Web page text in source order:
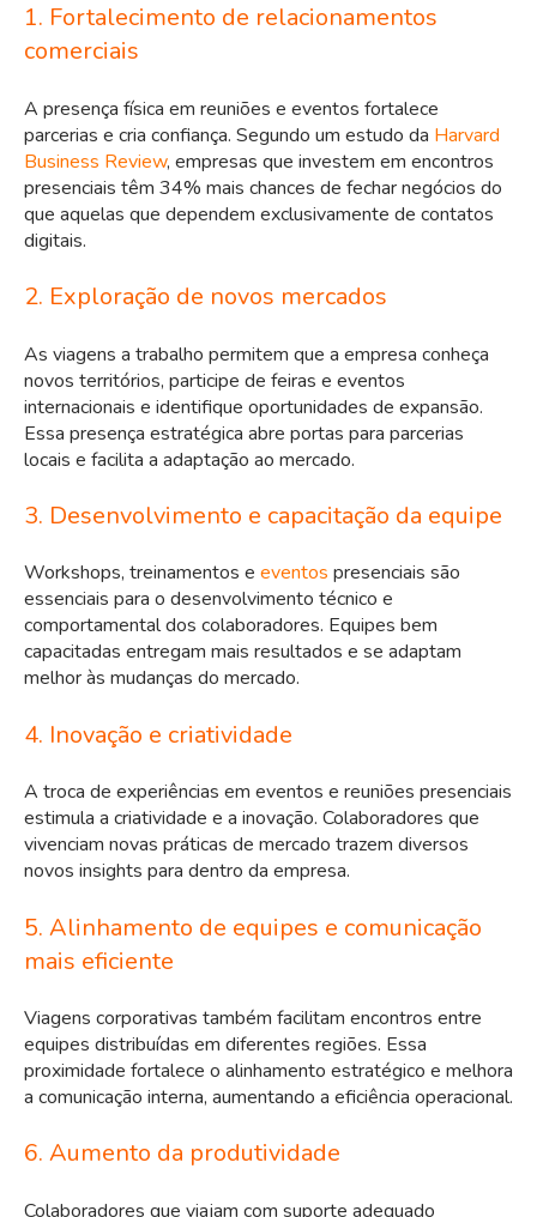
1. Fortalecimento de relacionamentos
comerciais
A presença física em reuniões e eventos fortalece
parcerias e cria confiança. Segundo um estudo da Harvard
Business Review, empresas que investem em encontros
presenciais têm 34% mais chances de fechar negócios do
que aquelas que dependem exclusivamente de contatos
digitais.
2. Exploração de novos mercados
As viagens a trabalho permitem que a empresa conheça
novos territórios, participe de feiras e eventos
internacionais e identifique oportunidades de expansão.
Essa presença estratégica abre portas para parcerias
locais e facilita a adaptação ao mercado.
3. Desenvolvimento e capacitação da equipe
Workshops, treinamentos e eventos presenciais são
essenciais para o desenvolvimento técnico e
comportamental dos colaboradores. Equipes bem
capacitadas entregam mais resultados e se adaptam
melhor às mudanças do mercado.
4. Inovação e criatividade
A troca de experiências em eventos e reuniões presenciais
estimula a criatividade e a inovação. Colaboradores que
vivenciam novas práticas de mercado trazem diversos
novos insights para dentro da empresa.
5. Alinhamento de equipes e comunicação
mais eficiente
Viagens corporativas também facilitam encontros entre
equipes distribuídas em diferentes regiões. Essa
proximidade fortalece o alinhamento estratégico e melhora
a comunicação interna, aumentando a eficiência operacional.
6. Aumento da produtividade
Colaboradores que viajam com suporte adequado